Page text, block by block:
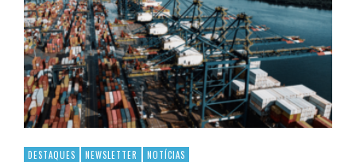
DESTAQUES NEWSLETTER NOTÍCIAS